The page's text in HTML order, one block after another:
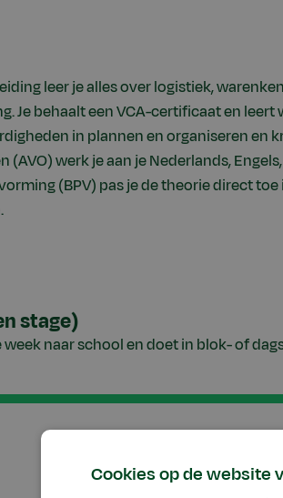
leer je alles over logistiek,
Je behaalt een VCA-certificaat en
in plannen en organiseren en
(AVO) werk je aan je Nederlands,
(BPV) pas je de theorie direct
stage)
week naar school en doet in blok- of
Cookies op de website